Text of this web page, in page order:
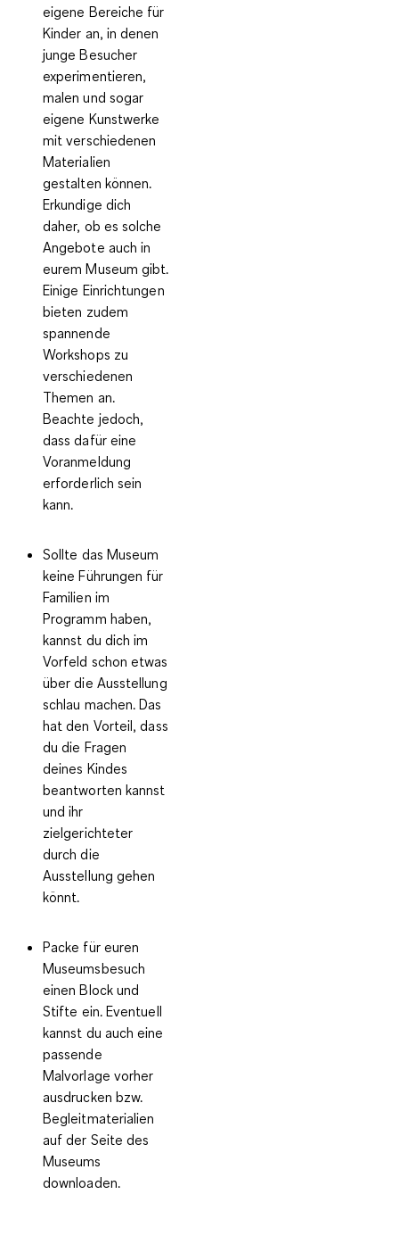
eigene Bereiche für
Kinder an, in denen
junge Besucher
experimentieren,
malen und sogar
eigene Kunstwerke
mit verschiedenen
Materialien
gestalten können.
Erkundige dich
daher, ob es solche
Angebote auch in
eurem Museum gibt.
Einige Einrichtungen
bieten zudem
spannende
Workshops zu
verschiedenen
Themen an.
Beachte jedoch,
dass dafür eine
Voranmeldung
erforderlich sein
kann.
Sollte das Museum
keine Führungen für
Familien im
Programm haben,
kannst du dich im
Vorfeld schon etwas
über die Ausstellung
schlau machen. Das
hat den Vorteil, dass
du die Fragen
deines Kindes
beantworten kannst
und ihr
zielgerichteter
durch die
Ausstellung gehen
könnt.
Packe für euren
Museumsbesuch
einen Block und
Stifte ein. Eventuell
kannst du auch eine
passende
Malvorlage vorher
ausdrucken bzw.
Begleitmaterialien
auf der Seite des
Museums
downloaden.